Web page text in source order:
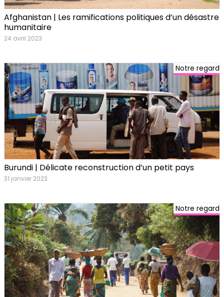
Afghanistan | Les ramifications politiques d’un désastre
humanitaire
24 avril 2023
Notre regard
Burundi | Délicate reconstruction d’un petit pays
31 janvier 2023
Notre regard